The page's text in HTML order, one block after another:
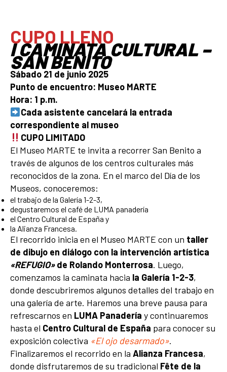
CUPO LLENO
I CAMINATA CULTURAL –
SAN BENITO
Sábado 21 de junio 2025
Punto de encuentro: Museo MARTE
Hora: 1 p.m.
Cada asistente cancelará la entrada
correspondiente al museo
CUPO LIMITADO
El Museo MARTE te invita a recorrer San Benito a
través de algunos de los centros culturales más
reconocidos de la zona. En el marco del Día de los
Museos, conoceremos:
el trabajo de la Galería 1-2-3,
degustaremos el café de LUMA panadería
el Centro Cultural de España y
la Alianza Francesa.
El recorrido inicia en el Museo MARTE con un taller
de dibujo en diálogo con la intervención artística
«REFUGIO»de Rolando Monterrosa. Luego,
comenzamos la caminata hacia la Galería 1-2-3,
donde descubriremos algunos detalles del trabajo en
una galería de arte. Haremos una breve pausa para
refrescarnos en LUMA Panadería y continuaremos
hasta el Centro Cultural de España para conocer su
exposición colectiva «El ojo desarmado».
Finalizaremos el recorrido en la Alianza Francesa,
donde disfrutaremos de su tradicional Fête de la